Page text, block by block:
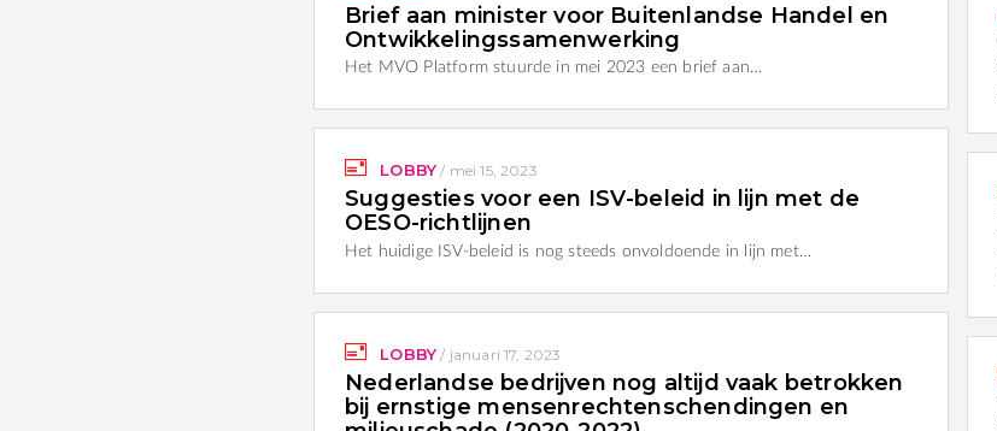
Brief aan minister voor Buitenlandse Handel en
Ontwikkelingssamenwerking
Het MVO Platform stuurde in mei 2023 een brief aan…
LOBBY / mei 15, 2023
Suggesties voor een ISV-beleid in lijn met de
OESO-richtlijnen
Het huidige ISV-beleid is nog steeds onvoldoende in lijn met…
LOBBY / januari 17, 2023
Nederlandse bedrijven nog altijd vaak betrokken
bij ernstige mensenrechtenschendingen en